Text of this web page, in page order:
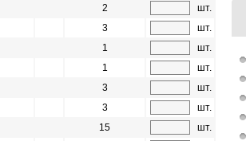
2
шт.
3
шт.
1
шт.
1
шт.
3
шт.
3
шт.
15
шт.